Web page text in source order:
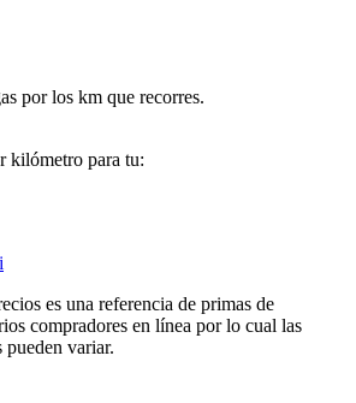
por los km que recorres.
kilómetro para tu:
es una referencia de primas de
compradores en línea por lo cual las
pueden variar.